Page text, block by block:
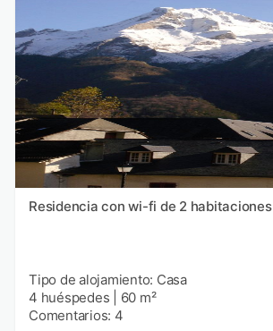
Residencia con wi-fi de 2 habitaciones
Tipo de alojamiento: Casa
4 huéspedes
60 m²
Comentarios: 4